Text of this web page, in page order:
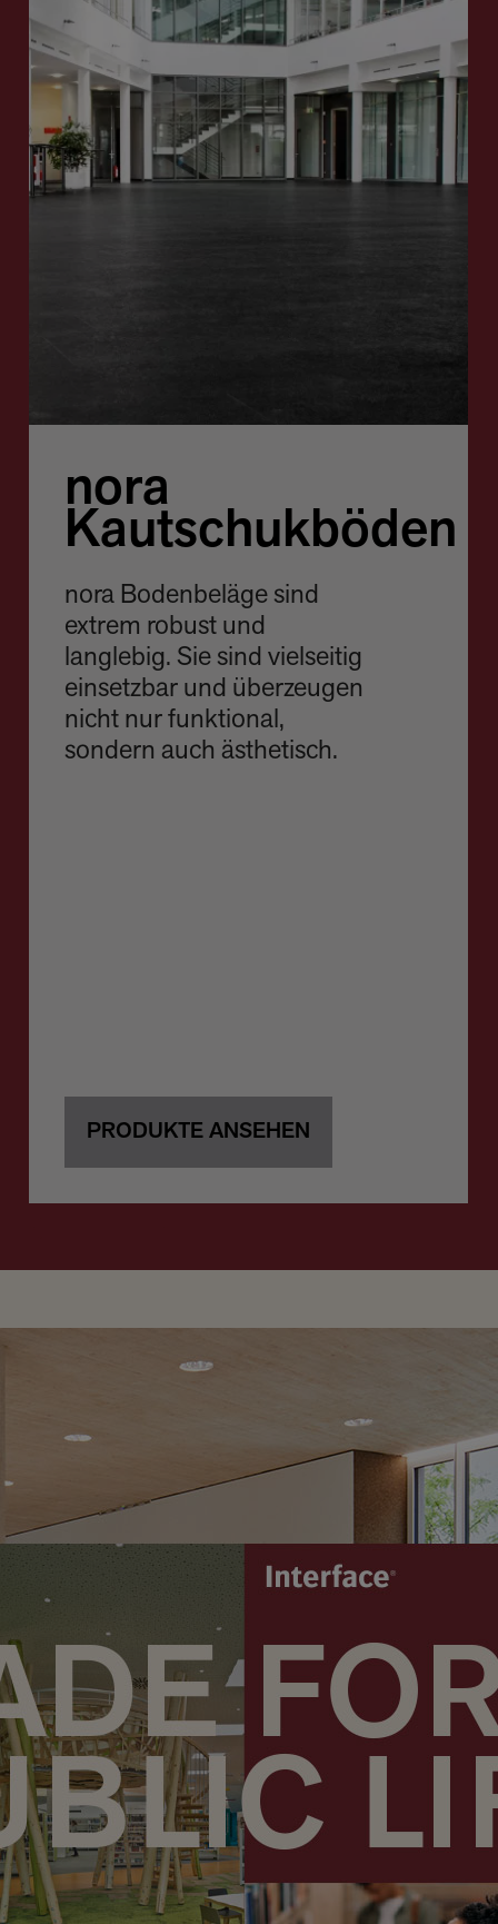
nora
Kautschukböden
nora Bodenbeläge sind
extrem robust und
langlebig. Sie sind vielseitig
einsetzbar und überzeugen
nicht nur funktional,
sondern auch ästhetisch.
PRODUKTE ANSEHEN